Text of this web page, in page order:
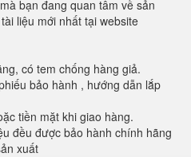
bạn đang quan tâm về sản
liệu mới nhất tại website
có tem chống hàng giả.
bảo hành , hướng dẫn lắp
tiền mặt khi giao hàng.
đều được bảo hành chính hãng
xuất